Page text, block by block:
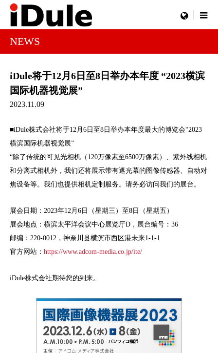
menu
NEWS
iDule将于12月6日至8日举办本年度 “2023横滨
国际机器视觉展”
2023.11.09
■iDule株式会社将于12月6日至8日举办本年度最大的博览会“2023
横滨国际机器视觉展”
“除了传统的可见光相机（120万像素至6500万像素）、紫外线相机
和分离式相机外，我们还将展示带有遮光幕的图像传感器、自动对
焦设备等。我们也提供相机定制服务。请务必访问我们的展台。
展会日期：2023年12月6日（星期三）至8日（星期五）
展会地点：横滨太平洋会议中心展览厅D，展台编号：36
邮编：220-0012，神奈川县横滨市西区港未来1-1-1
官方网站： https://www.adcom-media.co.jp/ite/
iDule株式会社期待您的到来。